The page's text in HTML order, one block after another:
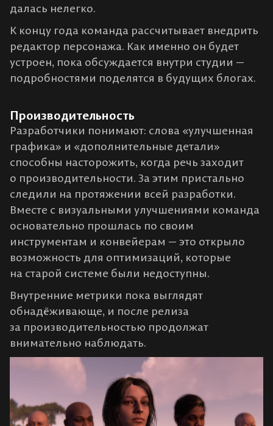
далась нелегко.
К концу года команда рассчитывает внедрить
редактор персонажа. Как именно он будет
устроен, пока обсуждается внутри студии —
подробностями поделятся в будущих блогах.
Производительность
Разработчики понимают: слова «улучшенная
графика» и «дополнительные детали»
способны насторожить, когда речь заходит
о производительности. За этим пристально
следили на протяжении всей разработки.
Вместе с визуальными улучшениями команда
основательно прошлась по своим
инструментам и конвейерам — это открыло
возможность для оптимизаций, которые
на старой системе были недоступны.
Внутренние метрики пока выглядят
обнадёживающе, и после релиза
за производительностью продолжат
внимательно наблюдать.